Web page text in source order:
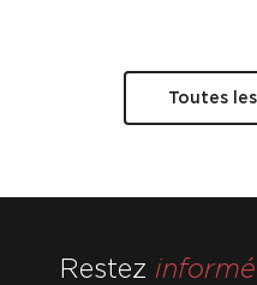
Toutes
Restez informé